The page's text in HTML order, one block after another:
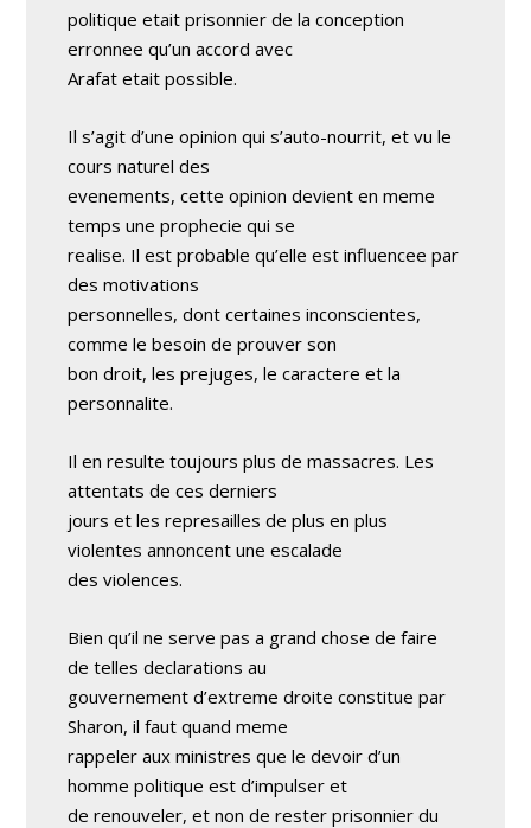
politique etait prisonnier de la conception
erronnee qu’un accord avec
Arafat etait possible.
Il s’agit d’une opinion qui s’auto-nourrit, et vu le
cours naturel des
evenements, cette opinion devient en meme
temps une prophecie qui se
realise. Il est probable qu’elle est influencee par
des motivations
personnelles, dont certaines inconscientes,
comme le besoin de prouver son
bon droit, les prejuges, le caractere et la
personnalite.
Il en resulte toujours plus de massacres. Les
attentats de ces derniers
jours et les represailles de plus en plus
violentes annoncent une escalade
des violences.
Bien qu’il ne serve pas a grand chose de faire
de telles declarations au
gouvernement d’extreme droite constitue par
Sharon, il faut quand meme
rappeler aux ministres que le devoir d’un
homme politique est d’impulser et
de renouveler, et non de rester prisonnier du